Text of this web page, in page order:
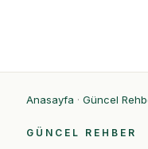
Anasayfa · Güncel
GÜNCEL REHBER